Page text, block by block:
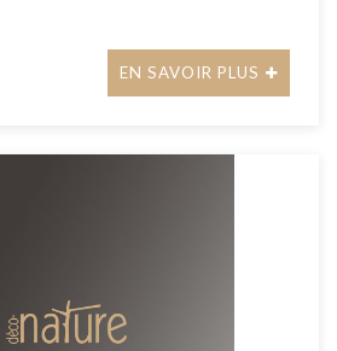
EN SAVOIR PLUS